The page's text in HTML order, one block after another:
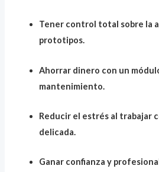
Tener control total sobre la
prototipos.
Ahorrar dinero con un
mantenimiento.
Reducir el estrés al trabajar
delicada.
Ganar confianza y